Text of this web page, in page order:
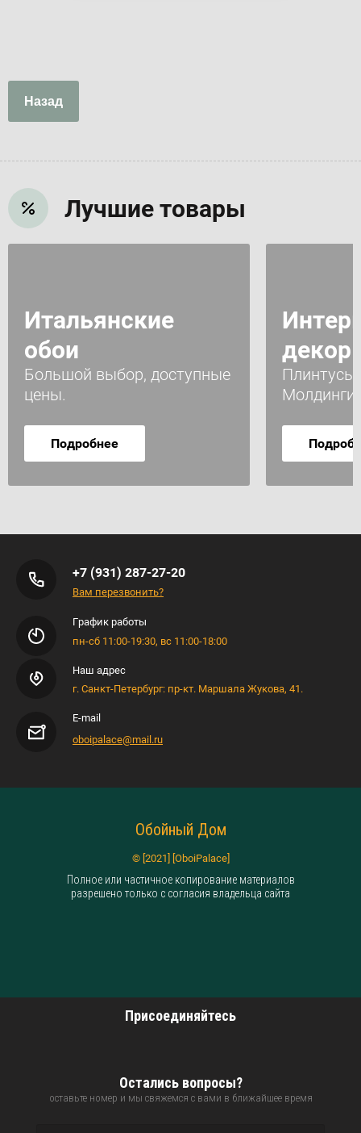
Назад
Лучшие товары
Итальянские
обои
Большой выбор, доступные
цены.
Подробнее
декор
Молдинги
+7 (931) 287-27-20
Вам перезвонить?
График работы
пн-сб 11:00-19:30, вс 11:00-18:00
Наш адрес
г. Санкт-Петербург: пр-кт. Маршала Жукова, 41.
E-mail
oboipalace@mail.ru
Обойный Дом
© [2021] [OboiPalace]
Полное или частичное копирование материалов
разрешено только с согласия владельца сайта
Присоединяйтесь
Остались вопросы?
оставьте номер и мы свяжемся с вами в ближайшее время